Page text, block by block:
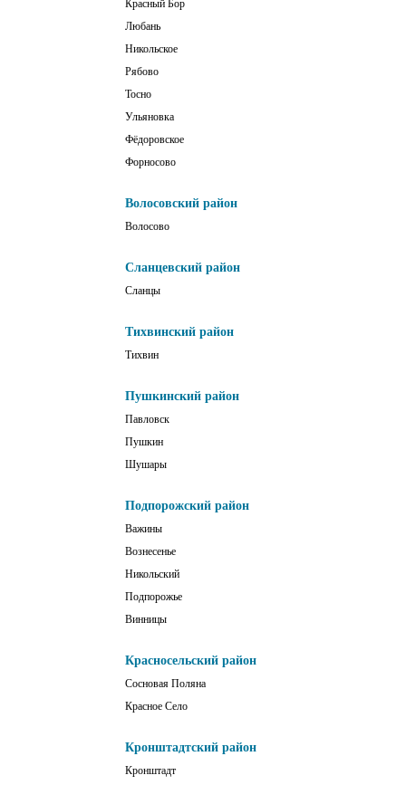
Красный Бор
Любань
Никольское
Рябово
Тосно
Ульяновка
Фёдоровское
Форносово
Волосовский район
Волосово
Сланцевский район
Сланцы
Тихвинский район
Тихвин
Пушкинский район
Павловск
Пушкин
Шушары
Подпорожский район
Важины
Вознесенье
Никольский
Подпорожье
Винницы
Красносельский район
Сосновая Поляна
Красное Село
Кронштадтский район
Кронштадт